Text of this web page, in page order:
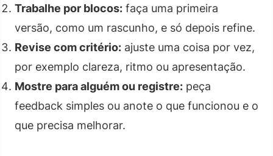
Trabalhe por blocos: faça uma primeira
versão, como um rascunho, e só depois refine.
Revise com critério: ajuste uma coisa por vez,
por exemplo clareza, ritmo ou apresentação.
Mostre para alguém ou registre: peça
feedback simples ou anote o que funcionou e o
que precisa melhorar.